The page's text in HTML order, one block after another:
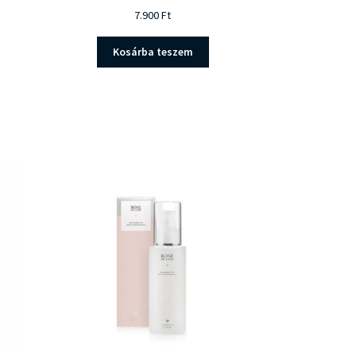
7.900Ft
Kosárba teszem